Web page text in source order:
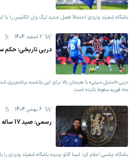
باشگاه شفیلد ونزدی احتمالاً فصل جدید لیگ وان انگلیس را با کسر ۱۵ امتیاز آغاز خواهد
2 اسفند 1404
دربی تاریخی: حکم
دربی «استیل سیتی» با هیجان بالا برای این یکشنبه
ماه فوریه سقوط نکرده است.
6 بهمن 1404
رسمی: صید 17 ساله چلسی از شفیلد
باشگاه چلسی اعلام کرد ایسا آلائو پدیده باشگاه شفیلد ونزدی